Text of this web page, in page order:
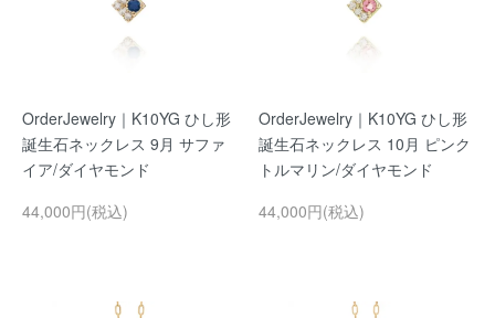
OrderJewelry｜K10YG ひし形
誕生石ネックレス 9月 サファ
イア/ダイヤモンド
44,000円(税込)
OrderJewelry｜K10YG ひし形
誕生石ネックレス 10月 ピンク
トルマリン/ダイヤモンド
44,000円(税込)